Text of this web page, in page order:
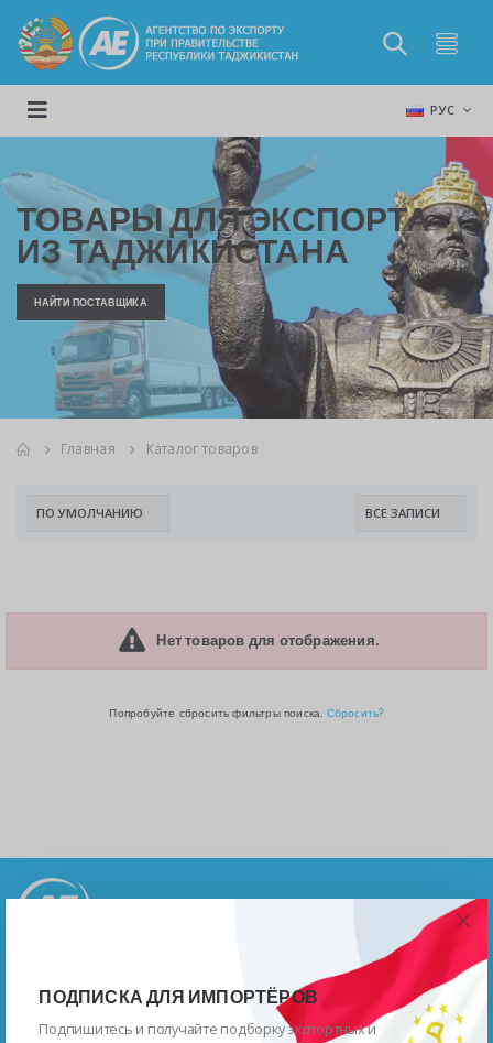
ПОДПИСКА ДЛЯ ИМПОРТЁРОВ
Подпишитесь и получайте подборку экспортных и
РУС
ТОВАРЫ ДЛЯ ЭКСПОРТА
ИЗ ТАДЖИКИСТАНА
НАЙТИ ПОСТАВЩИКА
Главная Каталог товаров
Нет товаров для отображения.
Попробуйте сбросить фильтры поиска. Сбросить?
Агентства по экспорту при Правительстве
Республики Таджикистан